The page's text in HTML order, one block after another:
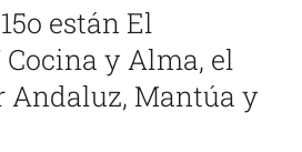
están El
Cocina y Alma, el
Andaluz, Mantúa y